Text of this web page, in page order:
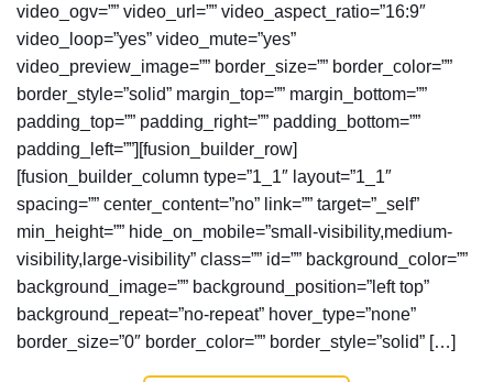
video_ogv=”” video_url=”” video_aspect_ratio=”16:9″
video_loop=”yes” video_mute=”yes”
video_preview_image=”” border_size=”” border_color=””
border_style=”solid” margin_top=”” margin_bottom=””
padding_top=”” padding_right=”” padding_bottom=””
padding_left=””][fusion_builder_row]
[fusion_builder_column type=”1_1″ layout=”1_1″
spacing=”” center_content=”no” link=”” target=”_self”
min_height=”” hide_on_mobile=”small-visibility,medium-
visibility,large-visibility” class=”” id=”” background_color=””
background_image=”” background_position=”left top”
background_repeat=”no-repeat” hover_type=”none”
border_size=”0″ border_color=”” border_style=”solid” […]